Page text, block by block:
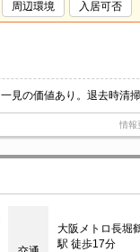
周辺環境 入居可否
情報
大阪メトロ長堀
駅 徒歩17分